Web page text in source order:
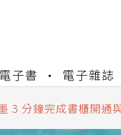
電子書 電子雜誌
服務升級重要說明及
書櫃開通常見問題
服務升級重要說明及